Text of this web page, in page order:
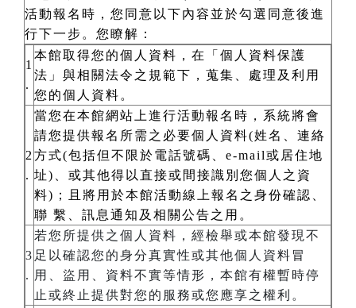
活動報名時，您同意以下內容並於勾選同意後進
行下一步。您瞭解：
1
.
本館取得您的個人資料，在「個人資料保護
法」與相關法令之規範下，蒐集、處理及利用
您的個人資料。
2
.
當您在本館網站上進行活動報名時，系統將會
請您提供報名所需之必要個人資料(姓名、連絡
方式(包括但不限於電話號碼、e-mail或居住地
址)、或其他得以直接或間接識別您個人之資
料)；且將用於本館活動線上報名之身份確認、
聯 繫、訊息通知及相關公告之用。
3
.
若您所提供之個人資料，經檢舉或本館發現不
足以確認您的身分真實性或其他個人資料冒
用、盜用、資料不實等情形，本館有權暫時停
止或終止提供對您的服務或您應享之權利。